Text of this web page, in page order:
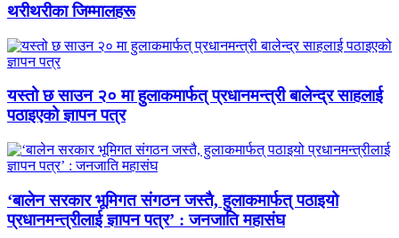
थरीथरीका जिम्मालहरू
यस्तो छ साउन २० मा हुलाकमार्फत् प्रधानमन्त्री बालेन्द्र साहलाई
पठाइएको ज्ञापन पत्र
‘बालेन सरकार भूमिगत संगठन जस्तै, हुलाकमार्फत् पठाइयो
प्रधानमन्त्रीलाई ज्ञापन पत्र’ : जनजाति महासंघ